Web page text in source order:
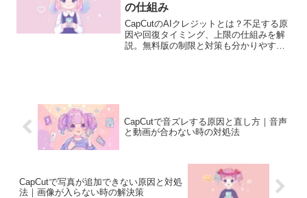
の仕組み
CapCutのAIクレジットとは？不足する原
因や回復タイミング、上限の仕組みを解
説。無料版の制限と対策も分かりやすく
CapCutで音ズレする原因と直し方｜音声
と動画が合わない時の対処法
CapCutで写真が追加できない原因と対処
法｜画像が入らない時の解決策